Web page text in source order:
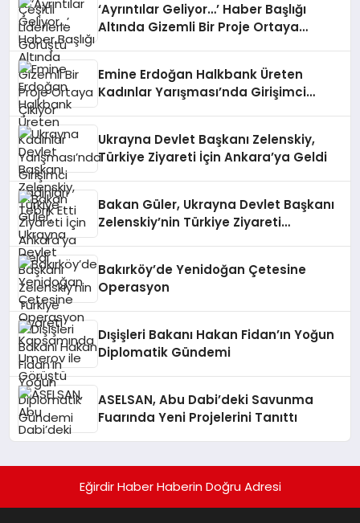
‘Ayrıntılar Geliyor…’ Haber Başlığı
Altında Gizemli Bir Proje Ortaya
Emine Erdoğan Halkbank Üreten
Kadınlar Yarışması’nda Girişimci
Ukrayna Devlet Başkanı Zelenskiy,
Türkiye Ziyareti İçin Ankara’ya Geldi
Bakan Güler, Ukrayna Devlet Başkanı
Zelenskiy’nin Türkiye Ziyareti
Bakırköy’de Yenidoğan Çetesine
Operasyon
Dışişleri Bakanı Hakan Fidan’ın Yoğun
Diplomatik Gündemi
ASELSAN, Abu Dabi’deki Savunma
Fuarında Yeni Projelerini Tanıttı
Eğirdir Haber Haberin Doğru Adresi